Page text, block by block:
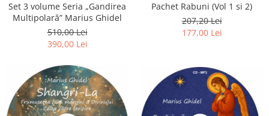
Set 3 volume Seria „Gandirea
Multipolară” Marius Ghidel
510,00 Lei
390,00 Lei
Pachet Rabuni (Vol 1 si 2)
207,20 Lei
177,00 Lei